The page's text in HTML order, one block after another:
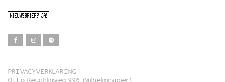
NIEUWSBRIEF? JA!
PRIVACYVERKLARING
Otto Reuchlinweg 996 (Wilhelminapier)